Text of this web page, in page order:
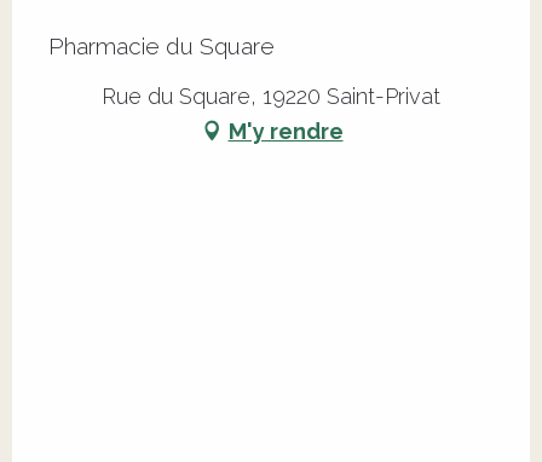
Pharmacie du Square
Rue du Square, 19220 Saint-Privat
M'y rendre